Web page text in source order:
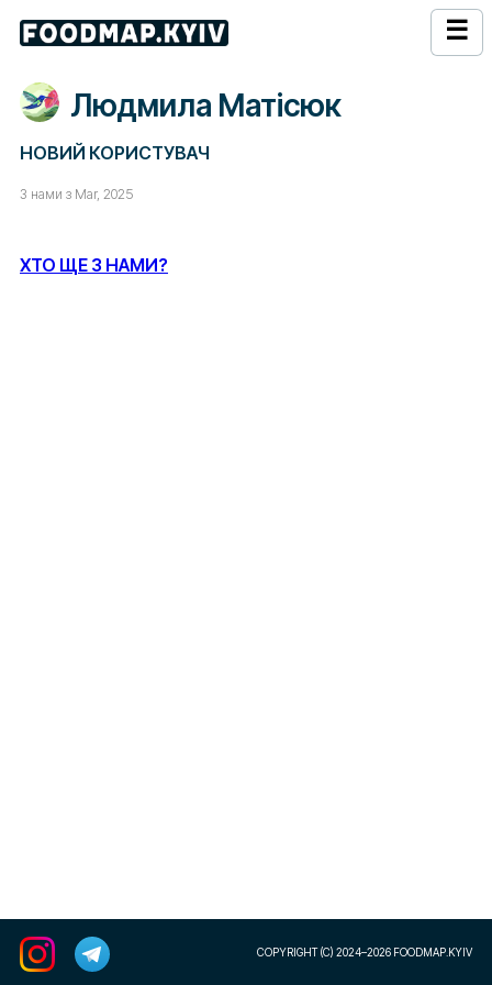
☰
Людмила Матісюк
НОВИЙ КОРИСТУВАЧ
З нами з Mar, 2025
ХТО ЩЕ З НАМИ?
COPYRIGHT (C) 2024–2026 FOODMAP.KYIV